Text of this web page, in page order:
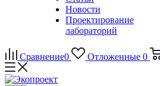
Новости
Проектирование
лабораторий
Сравнение0 Отложенные 0